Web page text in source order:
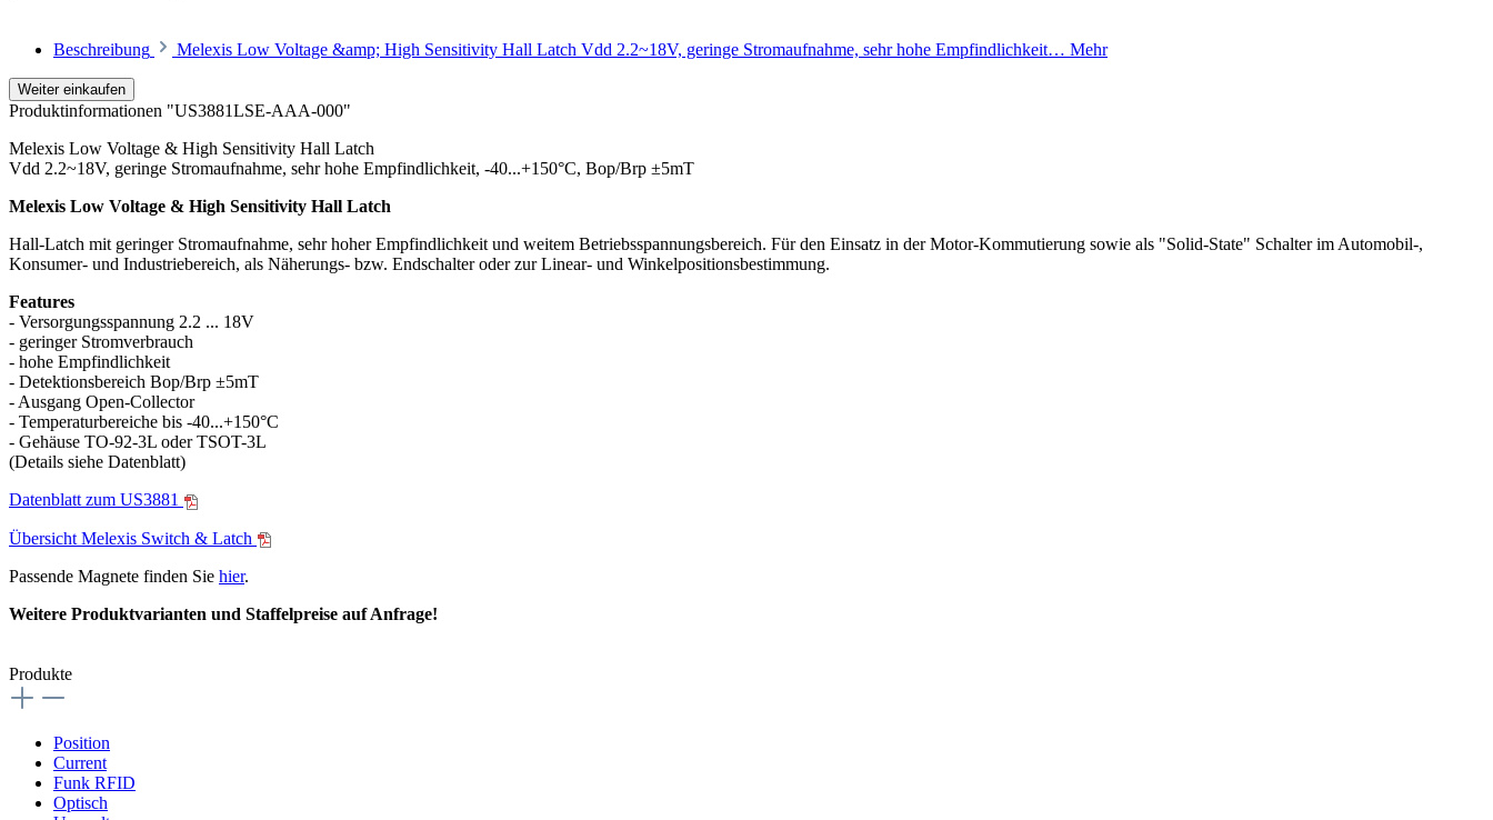
Beschreibung Melexis Low Voltage &amp; High Sensitivity Hall Latch Vdd 2.2~18V, geringe Stromaufnahme, sehr hohe Empfindlichkeit… Mehr
Weiter einkaufen
Produktinformationen "US3881LSE-AAA-000"
Melexis Low Voltage & High Sensitivity Hall Latch
Vdd 2.2~18V, geringe Stromaufnahme, sehr hohe Empfindlichkeit, -40...+150°C, Bop/Brp ±5mT
Melexis Low Voltage & High Sensitivity Hall Latch
Hall-Latch mit geringer Stromaufnahme, sehr hoher Empfindlichkeit und weitem Betriebsspannungsbereich. Für den Einsatz in der Motor-Kommutierung sowie als "Solid-State" Schalter im Automobil-,
Konsumer- und Industriebereich, als Näherungs- bzw. Endschalter oder zur Linear- und Winkelpositionsbestimmung.
Features
- Versorgungsspannung 2.2 ... 18V
- geringer Stromverbrauch
- hohe Empfindlichkeit
- Detektionsbereich Bop/Brp ±5mT
- Ausgang Open-Collector
- Temperaturbereiche bis -40...+150°C
- Gehäuse TO-92-3L oder TSOT-3L
(Details siehe Datenblatt)
Datenblatt zum US3881
Übersicht Melexis Switch & Latch
Passende Magnete finden Sie hier.
Weitere Produktvarianten und Staffelpreise auf Anfrage!
Produkte
Position
Current
Funk RFID
Optisch